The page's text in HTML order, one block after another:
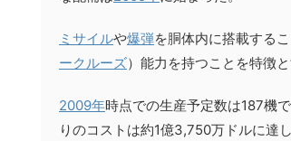
ミサイルや爆弾を胴体内に搭載するこ
ークルーズ）能力を持つことを特徴と
2009年時点での生産予定数は187機
りのコストは約1億3,750万ドルに達し